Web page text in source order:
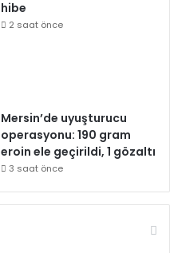
hibe
2 saat önce
Mersin’de uyuşturucu
operasyonu: 190 gram
eroin ele geçirildi, 1 gözaltı
3 saat önce